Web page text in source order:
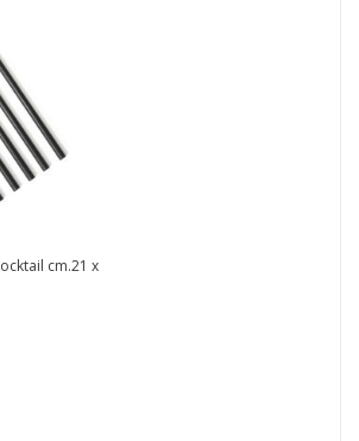
cm.21 x